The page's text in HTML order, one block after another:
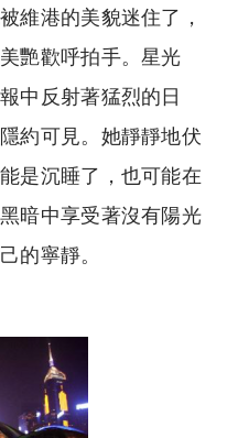
維港的美貌迷住了，
艷歡呼拍手。星光
中反射著猛烈的日
約可見。她靜靜地伏
是沉睡了，也可能在
暗中享受著沒有陽光
的寧靜。